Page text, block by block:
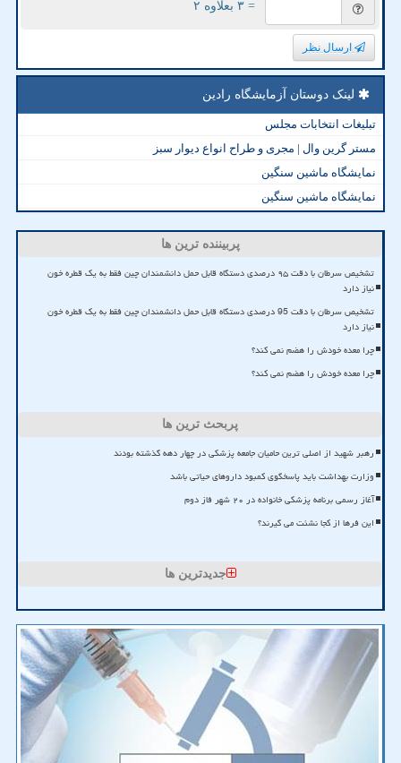
= ۳ بعلاوه ۲
ارسال نظر
لینک دوستان آزمایشگاه رادین
تبلیغات انتخابات مجلس
مستر گرین وال | مجری و طراح انواع دیوار سبز
نمایشگاه ماشین سنگین
نمایشگاه ماشین سنگین
پربیننده ترین ها
تشخیص سرطان با دقت ۹۵ درصدی دستگاه قابل حمل دانشمندان چین فقط به یک قطره خون
نیاز دارد
تشخیص سرطان با دقت 95 درصدی دستگاه قابل حمل دانشمندان چین فقط به یک قطره خون
نیاز دارد
چرا معده خودش را هضم نمی کند؟
چرا معده خودش را هضم نمی کند؟
پربحث ترین ها
رهبر شهید از اصلی ترین حامیان جامعه پزشکی در چهار دهه گذشته بودند
وزارت بهداشت باید پاسخگوی کمبود داروهای حیاتی باشد
آغاز رسمی برنامه پزشکی خانواده در ۲۰ شهر فاز دوم
این فرها از کجا نشئت می گیرند؟
جدیدترین ها